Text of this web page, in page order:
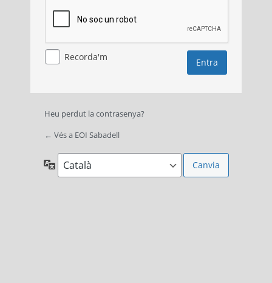
Recorda'm
Heu perdut la contrasenya?
← Vés a EOI Sabadell
Idioma